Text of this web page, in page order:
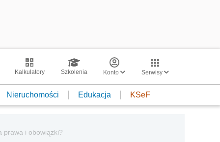
Kalkulatory Szkolenia Konto Serwisy
Nieruchomości Edukacja KSeF
prawa i obowiązki?